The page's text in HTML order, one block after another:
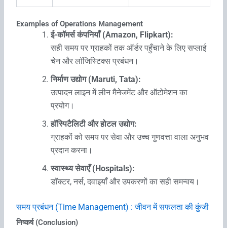
Examples of Operations Management
ई-कॉमर्स कंपनियाँ (Amazon, Flipkart):
सही समय पर ग्राहकों तक ऑर्डर पहुँचाने के लिए सप्लाई
चेन और लॉजिस्टिक्स प्रबंधन।
निर्माण उद्योग (Maruti, Tata):
उत्पादन लाइन में लीन मैनेजमेंट और ऑटोमेशन का
प्रयोग।
हॉस्पिटैलिटी और होटल उद्योग:
ग्राहकों को समय पर सेवा और उच्च गुणवत्ता वाला अनुभव
प्रदान करना।
स्वास्थ्य सेवाएँ (Hospitals):
डॉक्टर, नर्स, दवाइयाँ और उपकरणों का सही समन्वय।
समय प्रबंधन (Time Management) : जीवन में सफलता की कुंजी
निष्कर्ष (Conclusion)